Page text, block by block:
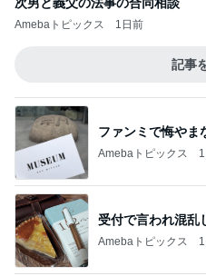
Amebaトピックス 1日前
記事
ファンミで悔やま
Amebaトピックス
受付で言われ混乱
Amebaトピックス